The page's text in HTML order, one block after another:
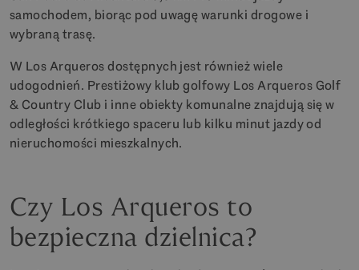
samochodem, biorąc pod uwagę warunki drogowe i
wybraną trasę.
W Los Arqueros dostępnych jest również wiele
udogodnień. Prestiżowy klub golfowy Los Arqueros Golf
& Country Club i inne obiekty komunalne znajdują się w
odległości krótkiego spaceru lub kilku minut jazdy od
nieruchomości mieszkalnych.
Czy Los Arqueros to
bezpieczna dzielnica?